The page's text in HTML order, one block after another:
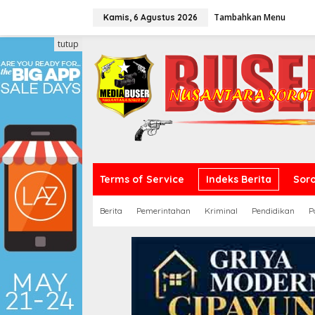
i
k
e
n
t
e
Kamis, 6 Agustus 2026 Tambahkan Menu
Terms of Service Indeks Berita
Berita Pemerintahan Kriminal Pendidikan
tutup